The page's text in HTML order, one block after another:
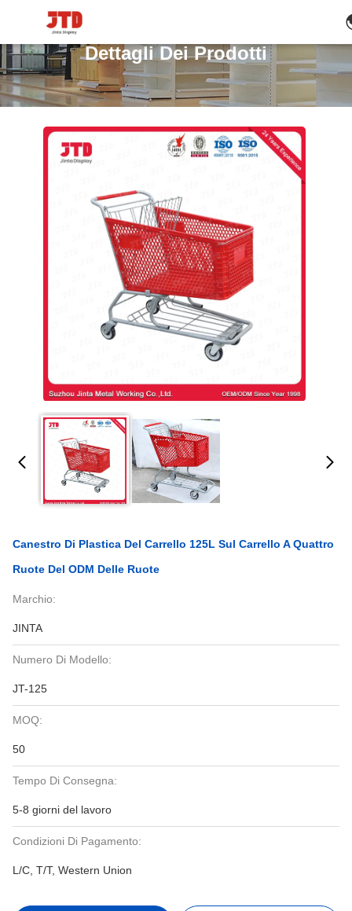
Dettagli Dei Prodotti
Canestro Di Plastica Del Carrello 125L Sul Carrello A Quattro
Ruote Del ODM Delle Ruote
Marchio:
JINTA
Numero Di Modello:
JT-125
MOQ:
50
Tempo Di Consegna:
5-8 giorni del lavoro
Condizioni Di Pagamento:
L/C, T/T, Western Union